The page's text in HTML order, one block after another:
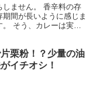
ません。 香辛料の存
間が長いように感じま
そう、カレーは実は
栗粉！？少量の油
イチオシ！